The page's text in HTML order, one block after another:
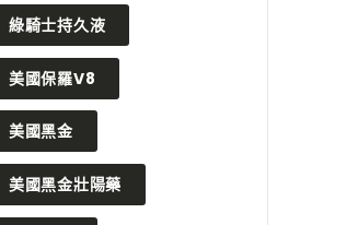
綠騎士持久液
美國保羅V8
美國黑金
美國黑金壯陽藥